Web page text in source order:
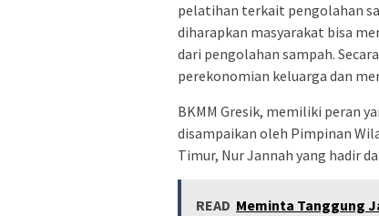
pelatihan terkait pengolahan
diharapkan masyarakat bisa
dari pengolahan sampah.
perekonomian keluarga dan
BKMM Gresik, memiliki peran
disampaikan oleh Pimpinan
Timur, Nur Jannah yang hadir
READ Meminta Tanggung